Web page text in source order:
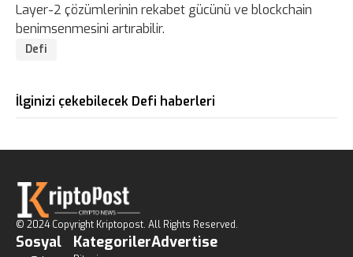
Layer-2 çözümlerinin rekabet gücünü ve blockchain
benimsenmesini artırabilir.
Defi
İlginizi çekebilecek Defi haberleri
© 2024 Copyright Kriptopost. All Rights Reserved.
Sosyal KategorilerAdvertise